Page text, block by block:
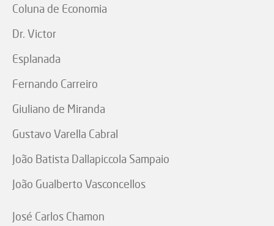
Coluna de Economia
Dr. Victor
Esplanada
Fernando Carreiro
Giuliano de Miranda
Gustavo Varella Cabral
João Batista Dallapiccola Sampaio
João Gualberto Vasconcellos
José Carlos Chamon